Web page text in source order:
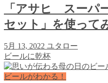
「アサヒ スーパ
セット」を使って
5月 13, 2022 ユタロー
ビールに乾杯
ビールがわかる！